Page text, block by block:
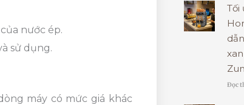
nước ép.
sử dụng.
máy có mức giá khác
Tối
Đọc